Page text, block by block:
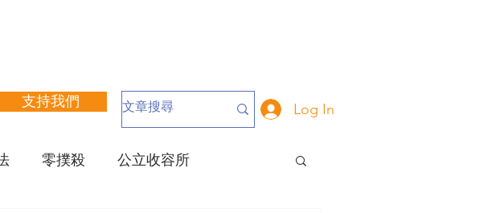
支持我們 Log In
零撲殺 公立收容所